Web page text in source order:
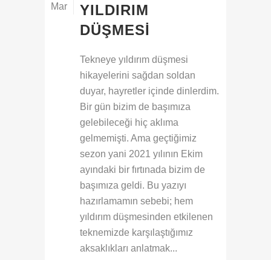
Mar
YILDIRIM
DÜŞMESI
Tekneye yıldırım düşmesi
hikayelerini sağdan soldan
duyar, hayretler içinde dinlerdim.
Bir gün bizim de başımıza
gelebileceği hiç aklıma
gelmemişti. Ama geçtiğimiz
sezon yani 2021 yılının Ekim
ayındaki bir fırtınada bizim de
başımıza geldi. Bu yazıyı
hazırlamamın sebebi; hem
yıldırım düşmesinden etkilenen
teknemizde karşılaştığımız
aksaklıkları anlatmak...